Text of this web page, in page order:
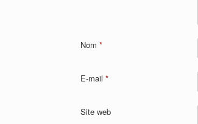
Nom *
E-mail *
Site web